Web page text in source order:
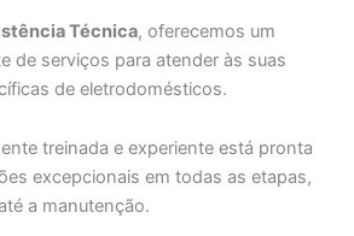
Técnica, oferecemos um
de serviços para atender às suas
de eletrodomésticos.
treinada e experiente está pronta
excepcionais em todas as etapas,
a manutenção.